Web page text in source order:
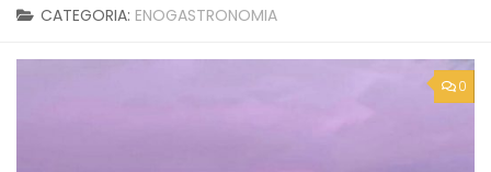
CATEGORIA: ENOGASTRONOMIA
0